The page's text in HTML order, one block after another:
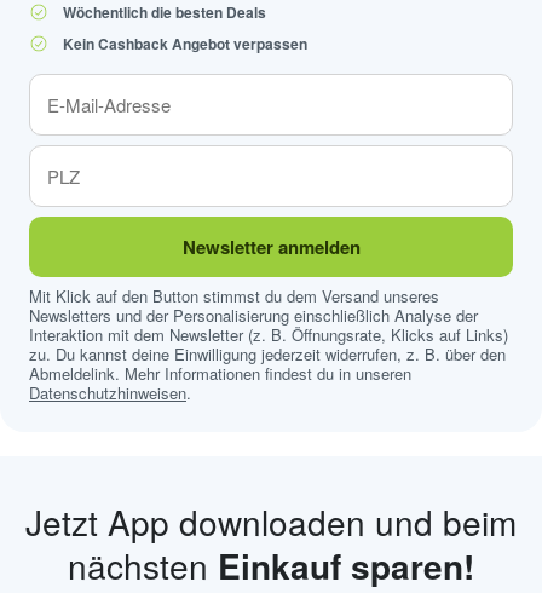
Wöchentlich die besten Deals
Kein Cashback Angebot verpassen
Newsletter anmelden
Mit Klick auf den Button stimmst du dem Versand unseres
Newsletters und der Personalisierung einschließlich Analyse der
Interaktion mit dem Newsletter (z. B. Öffnungsrate, Klicks auf Links)
zu. Du kannst deine Einwilligung jederzeit widerrufen, z. B. über den
Abmeldelink. Mehr Informationen findest du in unseren
Datenschutzhinweisen.
Jetzt App downloaden und beim
nächsten Einkauf sparen!